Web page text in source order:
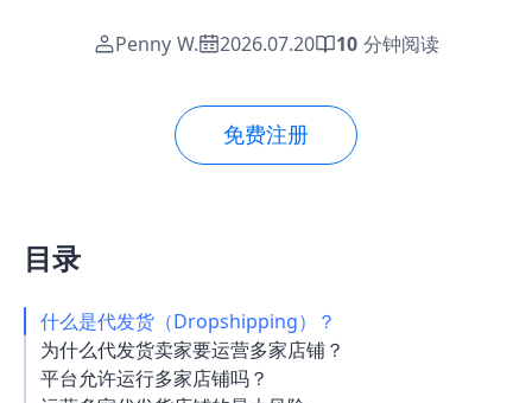
Penny W. 2026.07.20 10 分钟阅读
免费注册
目录
什么是代发货（Dropshipping）？
为什么代发货卖家要运营多家店铺？
平台允许运行多家店铺吗？